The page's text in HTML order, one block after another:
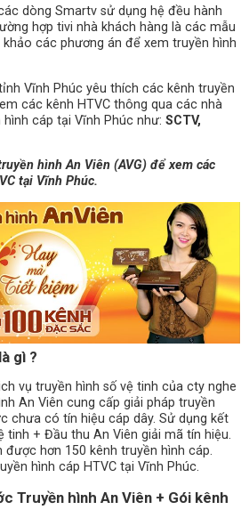
dòng Smartv sử dụng hệ đều hành
hợp tivi nhà khách hàng là các mẫu
các phương án để xem truyền hình
Vĩnh Phúc yêu thích các kênh truyền
các kênh HTVC thông qua các nhà
cáp tại Vĩnh Phúc như: SCTV,
hình An Viên (AVG) để xem các
tại Vĩnh Phúc.
gì ?
vụ truyền hình số vệ tinh của cty nghe
An Viên cung cấp giải pháp truyền
chưa có tín hiệu cáp dây. Sử dụng kết
tinh + Đầu thu An Viên giải mã tín hiệu.
được hơn 150 kênh truyền hình cáp.
hình cáp HTVC tại Vĩnh Phúc.
Truyền hình An Viên + Gói kênh